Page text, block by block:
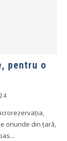
pentru o
oriunde din țară,